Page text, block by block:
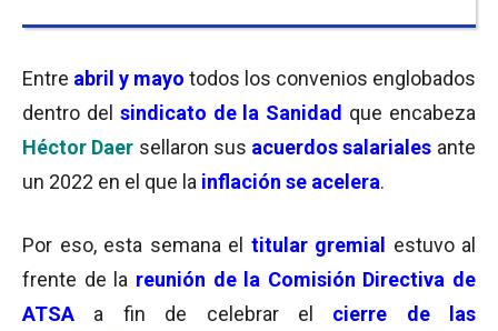
Entre abril y mayo todos los convenios englobados
dentro del sindicato de la Sanidad que encabeza
Héctor Daer sellaron sus acuerdos salariales ante
un 2022 en el que la inflación se acelera.
Por eso, esta semana el titular gremial
estuvo al
frente de la reunión de la Comisión Directiva de
ATSA
a fin de celebrar el
cierre de las